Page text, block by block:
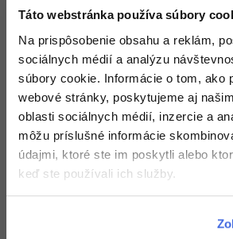
Táto webstránka používa súbory
Na prispôsobenie obsahu a reklám,
sociálnych médií a analýzu
súbory cookie. Informácie o tom, ako
webové stránky, poskytujeme aj
oblasti sociálnych médií, inzercie a
môžu príslušné informácie
údajmi, ktoré ste im poskytli alebo
keď ste používali ich služby.
Copywriting -30%
MS Office -80%
Google Dokumenty
Time management
Adobe InDesign -25%
Adobe After Effects
Blender -80%
Inkscape
Fotografovanie -80%
obstarania.
Kvalitné znalostiv oblasti IT.
Zručnosti, ktoré ti pomôžu
dobre platenú prácu.
Popis článku
Požadovaný článok má nasledujúci